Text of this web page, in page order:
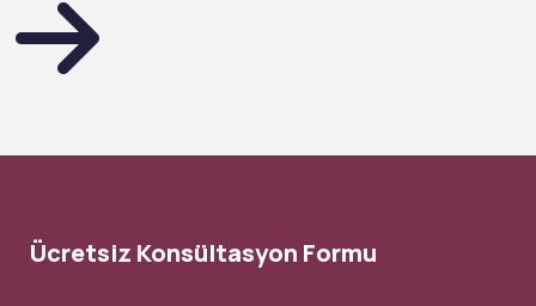
Ücretsiz Konsültasyon Formu